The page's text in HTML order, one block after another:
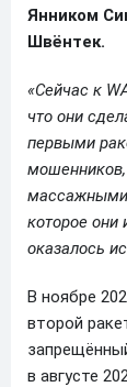
Янником
Швёнтек.
«Сейчас к
что они
первыми
массажными
которое они
оказалось
В ноябре
второй
в августе